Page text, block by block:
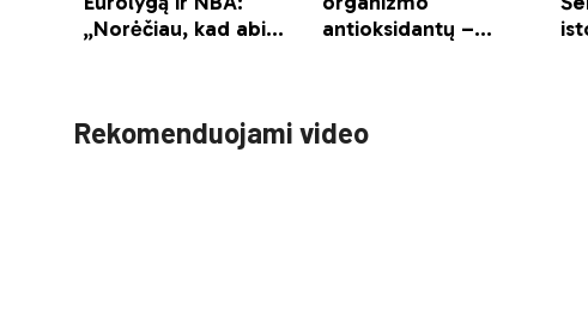
Rekomenduojami video